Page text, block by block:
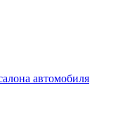
автомобиля